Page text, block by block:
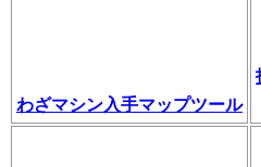
わざマシン入手マップツール